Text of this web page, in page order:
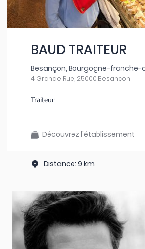
BAUD TRAITEUR
Besançon, Bourgogne-franche-
4 Grande Rue, 25000 Besançon
Traiteur
Découvrez l'établissement
Distance: 9 km